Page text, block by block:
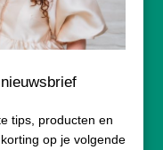
van 3
tips, producten en
op je volgende